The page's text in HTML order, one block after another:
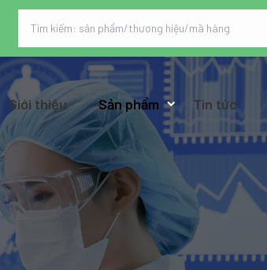
Giới thiệu Sản phẩm Tin tức